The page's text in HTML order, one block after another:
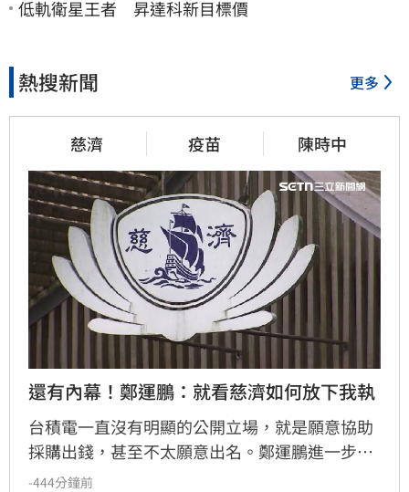
低軌衛星王者 昇達科新目標價
熱搜新聞 更多
慈濟 疫苗 陳時中
還有內幕！鄭運鵬：就看慈濟如何放下我執
台積電一直沒有明顯的公開立場，就是願意協助
採購出錢，甚至不太願意出名。鄭運鵬進一步指
出，慈濟和鴻海、台積電不同的地方在於慈濟本
-444分鐘前